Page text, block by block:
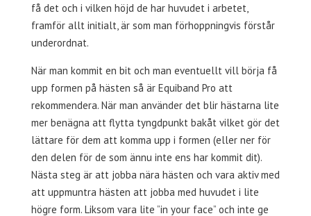
få det och i vilken höjd de har huvudet i arbetet,
framför allt initialt, är som man förhoppningvis förstår
underordnat.
När man kommit en bit och man eventuellt vill börja få
upp formen på hästen så är Equiband Pro att
rekommendera. När man använder det blir hästarna lite
mer benägna att flytta tyngdpunkt bakåt vilket gör det
lättare för dem att komma upp i formen (eller ner för
den delen för de som ännu inte ens har kommit dit).
Nästa steg är att jobba nära hästen och vara aktiv med
att uppmuntra hästen att jobba med huvudet i lite
högre form. Liksom vara lite ”in your face” och inte ge